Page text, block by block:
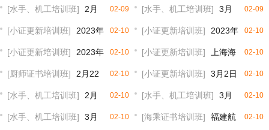
安全Z02精通艇阀Z04高级消防 开班
期了怎么办？ 亚海事2月23日厨师全套证书培训
开班
02-09
[水手、机工培训班] 2月
20日湖南江海国际船员培训服务有
限公司水手培训
02-09
[水手、机工培训班] 3月
12日湖北交通职业技术学院水手培
训
02-10
[小证更新培训班] 2023年
船员四小证更新班报名培训
02-10
[小证更新培训班] 2023年
2月18日 天津小证更新
Z01Z02Z04 先居家上课后到校
02-10
[小证更新培训班] 2023年
2月25日 河北小证更新
Z01Z02Z04 先居家上课后到校
02-10
[小证更新培训班] 上海海
事大学2023年2月第一期合格证更
新培训通知
02-10
[厨师证书培训班] 2月22
日福建航运学校厨师全套证书培训
02-10
[小证更新培训班] 3月2日
武汉基本安全Z01、客滚证T06-1
更新连续班
02-10
[水手、机工培训班] 2月
22日武汉交通职业学院机工全套证
02-10
[水手、机工培训班] 3月
12日湖北交通职业技术学院机工培
02-10
[水手、机工培训班] 3月 02-10
[海乘证书培训班] 福建航